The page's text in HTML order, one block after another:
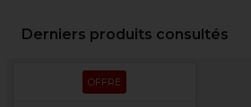
Derniers produits consultés
OFFRE